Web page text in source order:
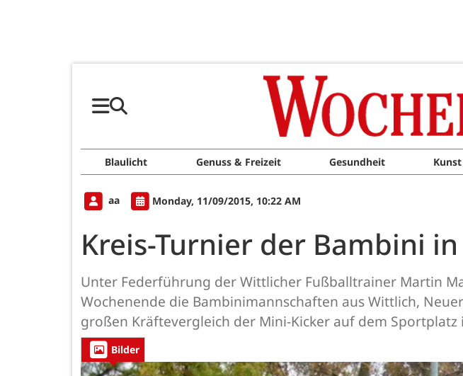
Blaulicht Genuss & Freizeit Gesundheit
aa Monday, 11/09/2015, 10:22 AM
Kreis-Turnier der Bambini
Unter Federführung der Wittlicher Fußballtrainer Martin
Wochenende die Bambinimannschaften aus Wittlich,
großen Kräftevergleich der Mini-Kicker auf dem Sportplatz
Bilder